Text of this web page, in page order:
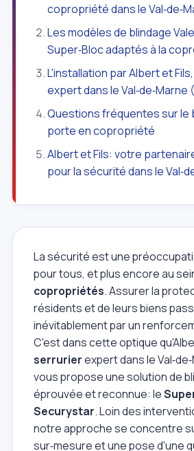
copropriété dans le
Les modèles de blindage
Super‑Bloc adaptés à la
L'installation par Albert et
expert dans le Val‑de‑Marne
Questions fréquentes sur le
porte en copropriété
Albert et Fils: votre
pour la sécurité dans le
La sécurité est une
pour tous, et plus encore au
copropriétés. Assurer la
résidents et de leurs biens
inévitablement par un
C'est dans cette optique
serrurierexpert dans le
vous propose une solution de
éprouvée et reconnue: le
Securystar. Loin des
notre approche se concentre
sur‑mesure et une pose d'une